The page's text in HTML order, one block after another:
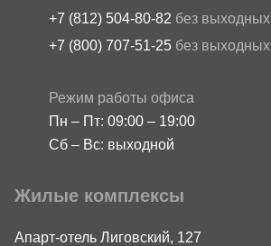
+7 (812) 504-80-82 без выходных
+7 (800) 707-51-25 без выходных
Режим работы офиса
Пн – Пт: 09:00 – 19:00
Сб – Вс: выходной
Жилые комплексы
Апарт-отель Лиговский, 127